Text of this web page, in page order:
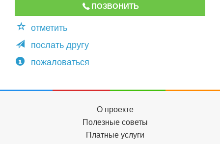
ПОЗВОНИТЬ
отметить
послать другу
пожаловаться
О проекте
Полезные советы
Платные услуги